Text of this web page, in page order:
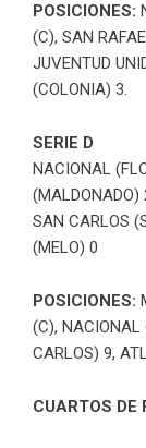
POSICIONES:
(C), SAN
JUVENTUD
(COLONIA) 3.
SERIE D
NACIONAL
(MALDONADO)
SAN CARLOS
(MELO) 0
POSICIONES:
(C), NACIONAL
CARLOS) 9,
CUARTOS DE